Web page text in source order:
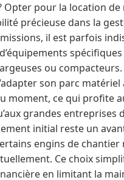
Opter pour la location
précieuse dans la
il est parfois
ou
son parc matériel
moment, ce qui profite
grandes entreprises
initial reste un
engins de chantier
Ce choix
en limitant la